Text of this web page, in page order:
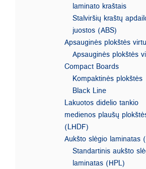
laminato kraštais
Stalviršių kraštų
juostos (ABS)
Apsauginės plokštės
Apsauginės plokštės
Compact Boards
Kompaktinės plokštės
Black Line
Lakuotos didelio tankio
medienos plaušų
(LHDF)
Aukšto slėgio laminatas
Standartinis aukšto
laminatas (HPL)